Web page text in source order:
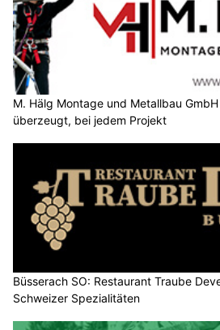
M. Hälg Montage und Metallbau
überzeugt, bei jedem Projekt
Büsserach SO: Restaurant Traube
Schweizer Spezialitäten